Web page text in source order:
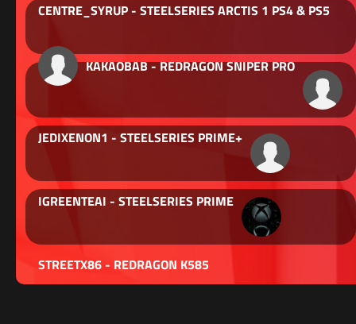
CENTRE_SYRUP - STEELSERIES ARCTIS 1 PS4 & PS5
KAKAOBAB - REDRAGON SNIPER PRO
JEDIXENON1 - STEELSERIES PRIME+
IGREENTEAI - STEELSERIES PRIME
STREETX86 - REDRAGON K585